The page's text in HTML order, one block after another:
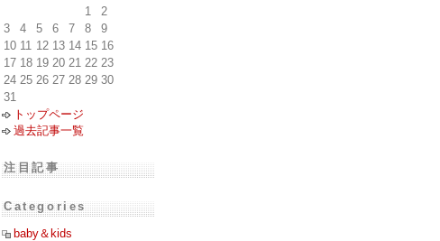
1
2
3
4 5 6 7 8
9
10 11 12 13 14 15 16
17 18 19 20 21 22 23
24 25 26 27 28 29 30
31
トップページ
過去記事一覧
注目記事
Categories
baby＆kids